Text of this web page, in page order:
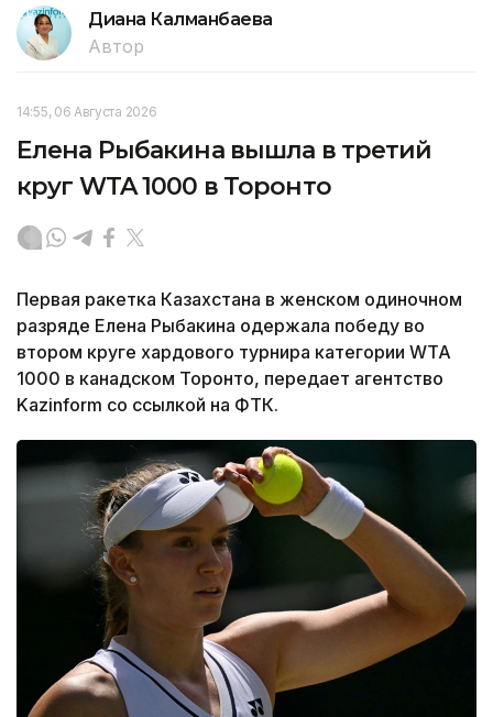
Диана Калманбаева
Автор
14:55, 06 Августа 2026
Елена Рыбакина вышла в третий
круг WTA 1000 в Торонто
Первая ракетка Казахстана в женском одиночном
разряде Елена Рыбакина одержала победу во
втором круге хардового турнира категории WTA
1000 в канадском Торонто, передает агентство
Kazinform со ссылкой на ФТК.